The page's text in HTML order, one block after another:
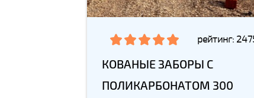
рейтинг:
КОВАНЫЕ ЗАБОРЫ С
ПОЛИКАРБОНАТОМ 300